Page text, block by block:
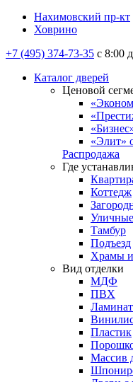
Нахимовский пр-кт
Ховрино
+7 (495) 374-73-35 с 8:00
Каталог дверей
Ценовой
«Элит»
Распродажа
Где
Коттедж
Уличные
Тамбур
Подъезд
Храмы
Вид отделки
МДФ
ПВХ
Ламинат
Пластик
Массив